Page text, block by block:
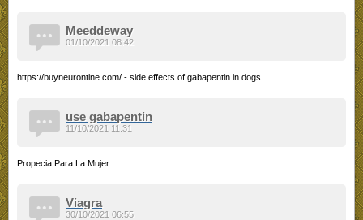
Meeddeway
https://buyneurontine.com/ - side effects of gabapentin in dogs
01/10/2021 08:42
use gabapentin
Propecia Para La Mujer
11/10/2021 11:31
Viagra
30/10/2021 06:55